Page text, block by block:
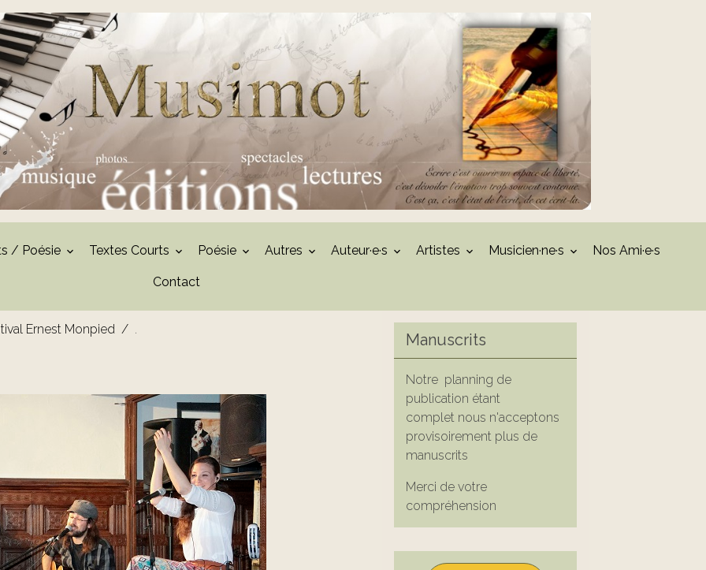
/ Poésie Textes Courts Poésie Autres Auteur·e·s Artistes Musicien·ne·s Nos Ami·e·s
Contact
Ernest Monpied .
Manuscrits
Notre planning de
publication étant
complet nous n'acceptons
provisoirement plus de
manuscrits
Merci de votre
compréhension